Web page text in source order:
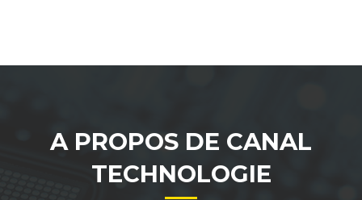
A PROPOS DE CANAL
TECHNOLOGIE